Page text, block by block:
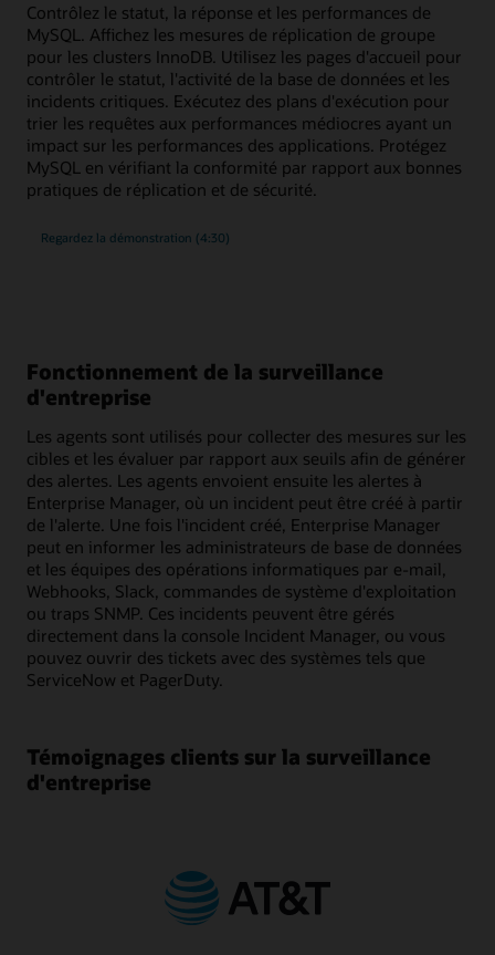
Contrôlez le statut, la réponse et les performances de
MySQL. Affichez les mesures de réplication de groupe
pour les clusters InnoDB. Utilisez les pages d'accueil pour
contrôler le statut, l'activité de la base de données et les
incidents critiques. Exécutez des plans d'exécution pour
trier les requêtes aux performances médiocres ayant un
impact sur les performances des applications. Protégez
MySQL en vérifiant la conformité par rapport aux bonnes
pratiques de réplication et de sécurité.
Regardez la démonstration
contrôle
pour
MySQL
(4:30)
Fonctionnement de la surveillance
d'entreprise
Les agents sont utilisés pour collecter des mesures sur les
cibles et les évaluer par rapport aux seuils afin de générer
des alertes. Les agents envoient ensuite les alertes à
Enterprise Manager, où un incident peut être créé à partir
de l'alerte. Une fois l'incident créé, Enterprise Manager
peut en informer les administrateurs de base de données
et les équipes des opérations informatiques par e-mail,
Webhooks, Slack, commandes de système d'exploitation
ou traps SNMP. Ces incidents peuvent être gérés
directement dans la console Incident Manager, ou vous
pouvez ouvrir des tickets avec des systèmes tels que
ServiceNow et PagerDuty.
Témoignages clients sur la surveillance
d'entreprise